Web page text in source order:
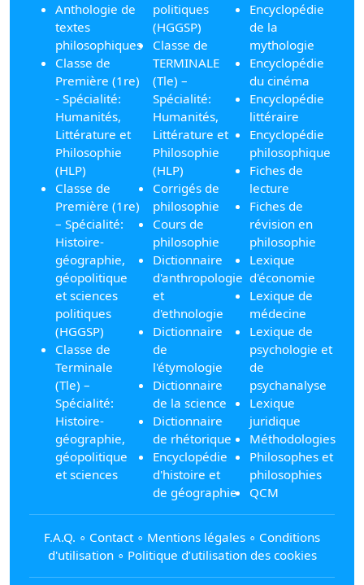
Anthologie de
textes
philosophiques
Classe de
Première (1re)
- Spécialité:
Humanités,
Littérature et
Philosophie
(HLP)
Classe de
Première (1re)
– Spécialité:
Histoire-
géographie,
géopolitique
et sciences
politiques
(HGGSP)
Classe de
Terminale
(Tle) –
Spécialité:
Histoire-
géographie,
géopolitique
et sciences
politiques
(HGGSP)
Classe de
TERMINALE
(Tle) –
Spécialité:
Humanités,
Littérature et
Philosophie
(HLP)
Corrigés de
philosophie
Cours de
philosophie
Dictionnaire
d'anthropologie
et
d'ethnologie
Dictionnaire
de
l'étymologie
Dictionnaire
de la science
Dictionnaire
de rhétorique
Encyclopédie
d'histoire et
de géographie
Encyclopédie
de la
mythologie
Encyclopédie
du cinéma
Encyclopédie
littéraire
Encyclopédie
philosophique
Fiches de
lecture
Fiches de
révision en
philosophie
Lexique
d'économie
Lexique de
médecine
Lexique de
psychologie et
de
psychanalyse
Lexique
juridique
Méthodologies
Philosophes et
philosophies
QCM
F.A.Q. ∘ Contact∘ Mentions légales ∘ Conditions
d'utilisation∘ Politique d’utilisation des cookies